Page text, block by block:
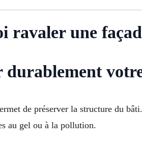
ravaler une
durablement
de préserver la structure du
au gel ou à la pollution.